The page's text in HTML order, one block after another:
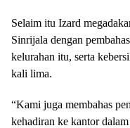
Selaim itu Izard
Sinrijala dengan
kelurahan itu, serta
kali lima.
“Kami juga membahas
kehadiran ke kantor